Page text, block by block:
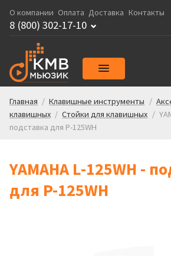
О компании Оплата Доставка Контакты
8 (800) 302-17-10
Главная / Клавишные инструменты /
клавишных / Стойки для клавишных /
подставка для P-125WH
YAMAHA L-125WH -
для P-125WH